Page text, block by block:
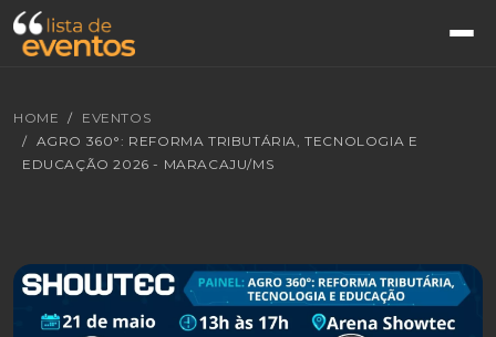
HOME
EVENTOS
AGRO 360°: REFORMA TRIBUTÁRIA, TECNOLOGIA E
EDUCAÇÃO 2026 - MARACAJU/MS